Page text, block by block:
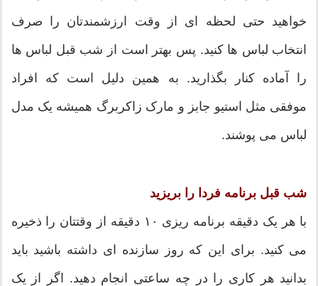
خواهید حتی لحظه ای از وقت ارزشمندتان را صرف
انتخاب لباس ها کنید. پس بهتر است از شب قبل لباس ها
را آماده کنار بگذارید. به همین دلیل است که افراد
موفقی مثل استیو جابز و مارک زاکربرگ همیشه یک مدل
لباس می پوشند.
شب قبل برنامه فردا را بریزید
با هر یک دقیقه برنامه ریزی ۱۰ دقیقه از وقتتان را ذخیره
می کنید. برای این که روز سازنده ای داشته باشید باید
بدانید هر کاری را در چه ساعتی انجام دهید. اگر از یک